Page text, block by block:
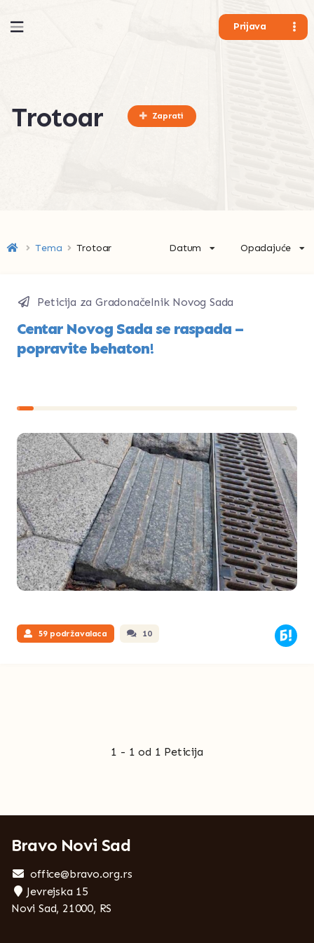
Prijava
Trotoar Zaprati
Tema Trotoar Datum Opadajuće
Peticija za Gradonačelnik Novog Sada
Centar Novog Sada se raspada –
popravite behaton!
59 podržavalaca 10
1 - 1 od 1 Peticija
Bravo Novi Sad
office@bravo.org.rs
Jevrejska 15
Novi Sad, 21000, RS